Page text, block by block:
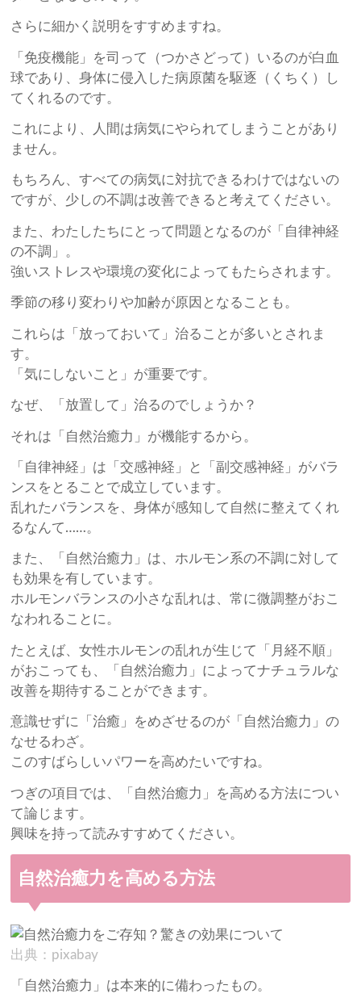
さらに細かく説明をすすめますね。
「免疫機能」を司って（つかさどって）いるのが白血
球であり、身体に侵入した病原菌を駆逐（くちく）し
てくれるのです。
これにより、人間は病気にやられてしまうことがあり
ません。
もちろん、すべての病気に対抗できるわけではないの
ですが、少しの不調は改善できると考えてください。
また、わたしたちにとって問題となるのが「自律神経
の不調」。
強いストレスや環境の変化によってもたらされます。
季節の移り変わりや加齢が原因となることも。
これらは「放っておいて」治ることが多いとされま
す。
「気にしないこと」が重要です。
なぜ、「放置して」治るのでしょうか？
それは「自然治癒力」が機能するから。
「自律神経」は「交感神経」と「副交感神経」がバラ
ンスをとることで成立しています。
乱れたバランスを、身体が感知して自然に整えてくれ
るなんて……。
また、「自然治癒力」は、ホルモン系の不調に対して
も効果を有しています。
ホルモンバランスの小さな乱れは、常に微調整がおこ
なわれることに。
たとえば、女性ホルモンの乱れが生じて「月経不順」
がおこっても、「自然治癒力」によってナチュラルな
改善を期待することができます。
意識せずに「治癒」をめざせるのが「自然治癒力」の
なせるわざ。
このすばらしいパワーを高めたいですね。
つぎの項目では、「自然治癒力」を高める方法につい
て論じます。
興味を持って読みすすめてください。
自然治癒力を高める方法
出典：pixabay
「自然治癒力」は本来的に備わったもの。